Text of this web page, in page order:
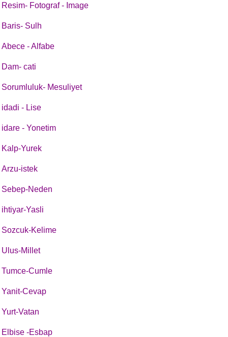
Resim- Fotograf - Image
Baris- Sulh
Abece - Alfabe
Dam- cati
Sorumluluk- Mesuliyet
idadi - Lise
idare - Yonetim
Kalp-Yurek
Arzu-istek
Sebep-Neden
ihtiyar-Yasli
Sozcuk-Kelime
Ulus-Millet
Tumce-Cumle
Yanit-Cevap
Yurt-Vatan
Elbise -Esbap